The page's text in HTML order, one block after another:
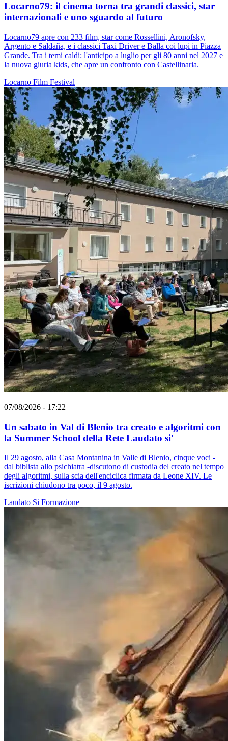
Locarno79: il cinema torna tra grandi classici, star
internazionali e uno sguardo al futuro
Locarno79 apre con 233 film, star come Rossellini, Aronofsky,
Argento e Saldaña, e i classici Taxi Driver e Balla coi lupi in Piazza
Grande. Tra i temi caldi: l'anticipo a luglio per gli 80 anni nel 2027 e
la nuova giuria kids, che apre un confronto con Castellinaria.
Locarno Film Festival
07/08/2026 - 17:22
Un sabato in Val di Blenio tra creato e algoritmi con
la Summer School della Rete Laudato si'
Il 29 agosto, alla Casa Montanina in Valle di Blenio, cinque voci -
dal biblista allo psichiatra -discutono di custodia del creato nel tempo
degli algoritmi, sulla scia dell'enciclica firmata da Leone XIV. Le
iscrizioni chiudono tra poco, il 9 agosto.
Laudato Si Formazione